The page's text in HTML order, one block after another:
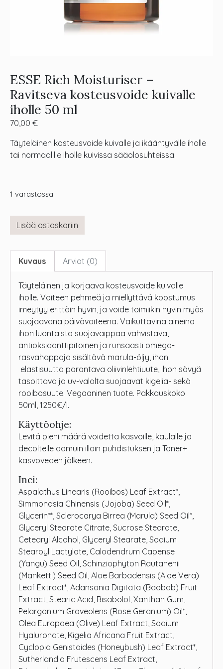
ESSE Rich Moisturiser –
Ravitseva kosteusvoide kuivalle
iholle 50 ml
70,00 €
Täyteläinen kosteusvoide kuivalle ja ikääntyvälle iholle
tai normaalille iholle kuivissa sääolosuhteissa.
1 varastossa
Lisää ostoskoriin
Kuvaus Arviot (0)
Täyteläinen ja korjaava kosteusvoide kuivalle
iholle. Voiteen pehmeä ja miellyttävä koostumus
imeytyy erittäin hyvin, ja voide toimiikin hyvin myös
suojaavana päivävoiteena. Vaikuttavina aineina
ihon luontaista suojavaippaa vahvistava,
antioksidanttipitoinen ja runsaasti omega-
rasvahappoja sisältävä marula-öljy, ihon
elastisuutta parantava oliivinlehtiuute, ihon sävyä
tasoittava ja uv-valolta suojaavat kigelia- sekä
rooibosuute. Vegaaninen tuote. Pakkauskoko
50ml, 1250€/l.
Käyttöohje:
Levitä pieni määrä voidetta kasvoille, kaulalle ja
decoltelle aamuin illoin puhdistuksen ja Toner+
kasvoveden jälkeen.
Inci:
Aspalathus Linearis (Rooibos) Leaf Extract*,
Simmondsia Chinensis (Jojoba) Seed Oil*,
Glycerin**, Sclerocarya Birrea (Marula) Seed Oil*,
Glyceryl Stearate Citrate, Sucrose Stearate,
Cetearyl Alcohol, Glyceryl Stearate, Sodium
Stearoyl Lactylate, Calodendrum Capense
(Yangu) Seed Oil, Schinziophyton Rautanenii
(Manketti) Seed Oil, Aloe Barbadensis (Aloe Vera)
Leaf Extract*, Adansonia Digitata (Baobab) Fruit
Extract, Stearic Acid, Bisabolol, Xanthan Gum,
Pelargonium Graveolens (Rose Geranium) Oil*,
Olea Europaea (Olive) Leaf Extract, Sodium
Hyaluronate, Kigelia Africana Fruit Extract,
Cyclopia Genistoides (Honeybush) Leaf Extract*,
Sutherlandia Frutescens Leaf Extract,